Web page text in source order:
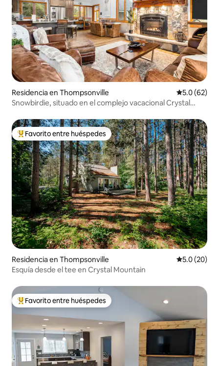
Residencia en Thompsonville Calificación
5.0 (62)
Snowbirdie, situado en el complejo vacacional Crystal
De los mejores en Favorito entre huéspedes
Favorito entre huéspedes
Residencia en Thompsonville Calificación
5.0 (20)
Esquía desde el tee en Crystal Mountain
De los mejores en Favorito entre huéspedes
Favorito entre huéspedes